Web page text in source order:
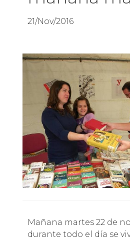
21/Nov/2016
Mañana martes 22 de noviembre
durante todo el día se